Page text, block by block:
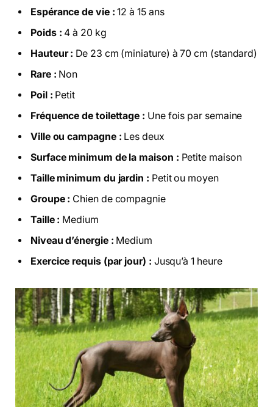
Espérance de vie : 12 à 15 ans
Poids : 4 à 20 kg
Hauteur : De 23 cm (miniature) à 70 cm (standard)
Rare : Non
Poil : Petit
Fréquence de toilettage : Une fois par semaine
Ville ou campagne : Les deux
Surface minimum de la maison : Petite maison
Taille minimum du jardin : Petit ou moyen
Groupe : Chien de compagnie
Taille : Medium
Niveau d’énergie : Medium
Exercice requis (par jour) : Jusqu’à 1 heure